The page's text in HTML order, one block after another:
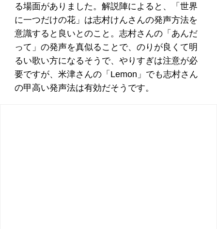
る場面がありました。解説陣によると、「世界
に一つだけの花」は志村けんさんの発声方法を
意識すると良いとのこと。志村さんの「あんだ
って」の発声を真似ることで、のりが良くて明
るい歌い方になるそうで、やりすぎは注意が必
要ですが、米津さんの「Lemon」でも志村さん
の甲高い発声法は有効だそうです。